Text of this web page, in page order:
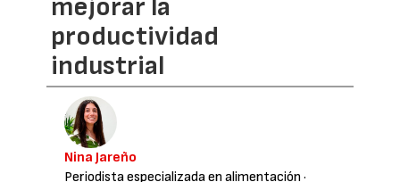
mejorar la
productividad
industrial
Nina Jareño
Periodista especializada en alimentación ·